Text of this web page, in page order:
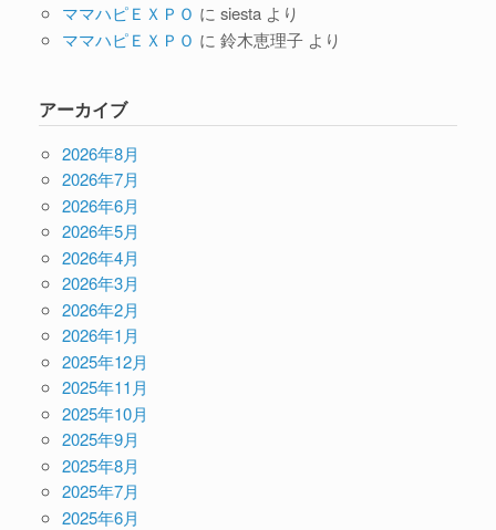
ママハピＥＸＰＯ に siestaより
ママハピＥＸＰＯ に 鈴木恵理子より
アーカイブ
2026年8月
2026年7月
2026年6月
2026年5月
2026年4月
2026年3月
2026年2月
2026年1月
2025年12月
2025年11月
2025年10月
2025年9月
2025年8月
2025年7月
2025年6月